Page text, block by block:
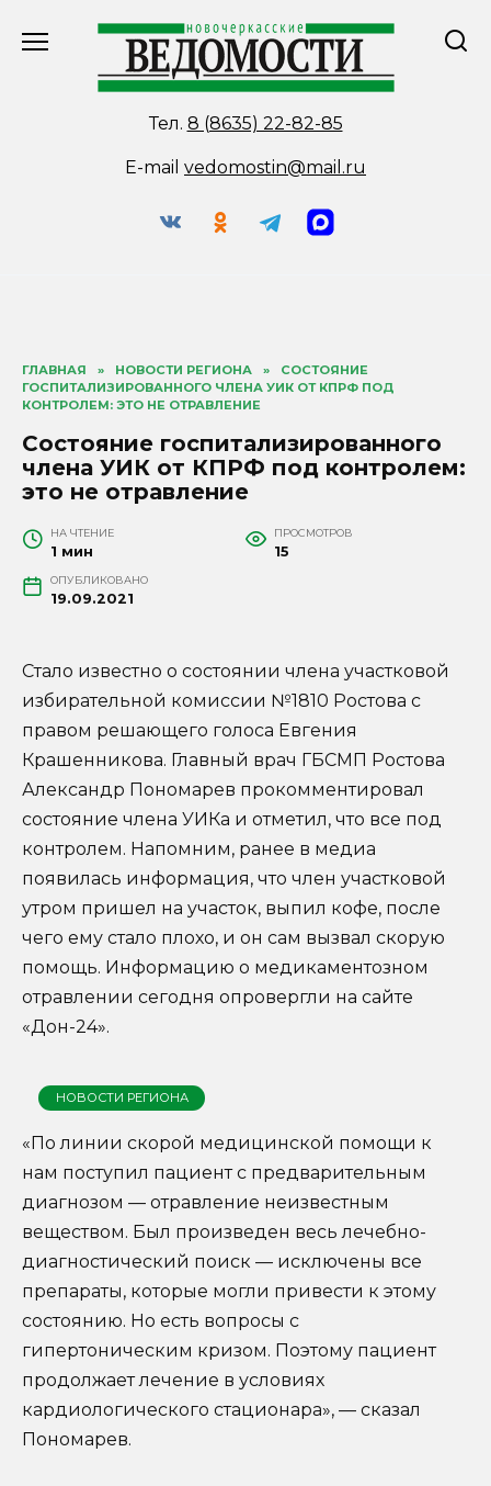
Тел. 8 (8635) 22-82-85
E-mail vedomostin@mail.ru
ГЛАВНАЯ » НОВОСТИ РЕГИОНА »
СОСТОЯНИЕ
ГОСПИТАЛИЗИРОВАННОГО ЧЛЕНА УИК ОТ КПРФ ПОД
КОНТРОЛЕМ: ЭТО НЕ ОТРАВЛЕНИЕ
Состояние госпитализированного
члена УИК от КПРФ под контролем:
это не отравление
НА ЧТЕНИЕ
1 мин
ПРОСМОТРОВ
15
ОПУБЛИКОВАНО
19.09.2021
Стало известно о состоянии члена участковой
избирательной комиссии №1810 Ростова с
правом решающего голоса Евгения
Крашенникова. Главный врач ГБСМП Ростова
Александр Пономарев прокомментировал
состояние члена УИКа и отметил, что все под
контролем. Напомним, ранее в медиа
появилась информация, что член участковой
утром пришел на участок, выпил кофе, после
чего ему стало плохо, и он сам вызвал скорую
помощь. Информацию о медикаментозном
отравлении сегодня опровергли на сайте
«Дон-24».
НОВОСТИ РЕГИОНА
«По линии скорой медицинской помощи к
нам поступил пациент с предварительным
диагнозом — отравление неизвестным
веществом. Был произведен весь лечебно-
диагностический поиск — исключены все
препараты, которые могли привести к этому
состоянию. Но есть вопросы с
гипертоническим кризом. Поэтому пациент
продолжает лечение в условиях
кардиологического стационара», — сказал
Пономарев.